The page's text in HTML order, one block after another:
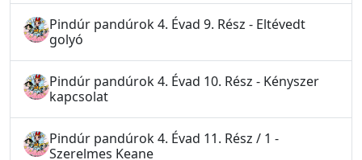
Pindúr pandúrok 4. Évad 9. Rész - Eltévedt
golyó
Pindúr pandúrok 4. Évad 10. Rész - Kényszer
kapcsolat
Pindúr pandúrok 4. Évad 11. Rész / 1 -
Szerelmes Keane